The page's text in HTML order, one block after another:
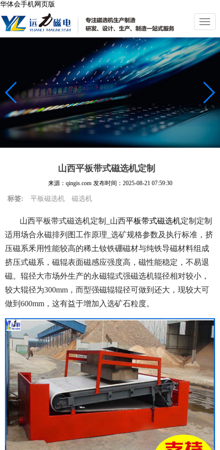
华体会手机网页版
切
换
导
航
山西平板带式磁选机定制
来源：qingis.com 发布时间： 2025-08-21 07:59:30
标签: 平板磁选机 磁选机
山西平板带式磁选机定制_山西平板带式磁选机定制定制
适用场合永磁排列图工作原理_选矿规格参数及执行标准，挤
压磁系釆用性能较高的稀土钕铁硼磁材与纯铁导磁材料组成
挤压式磁系，磁辊表面磁感应强度高，磁性能稳定，不易退
磁。辊径大市场外生产的永磁辊式强磁选机辊径相对较小，
较大辊径为300mm，而型强磁辊辊径可做到还大，现较大可
做到600mm，这有益于增加入选矿石粒度。